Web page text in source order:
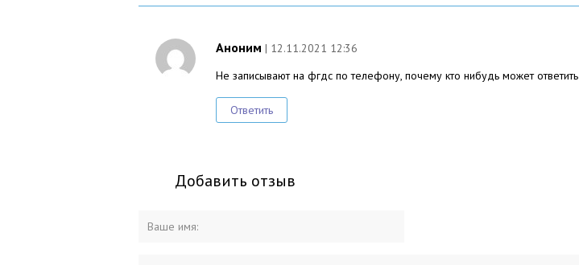
Аноним | 12.11.2021 12:36
Не записывают на фгдс по телефону, почему кто нибудь может ответить
Ответить
Добавить отзыв